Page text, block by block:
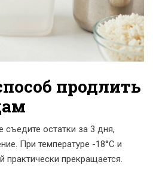
продлить
съедите остатки за 3 дня,
При температуре -18°C и
практически прекращается.